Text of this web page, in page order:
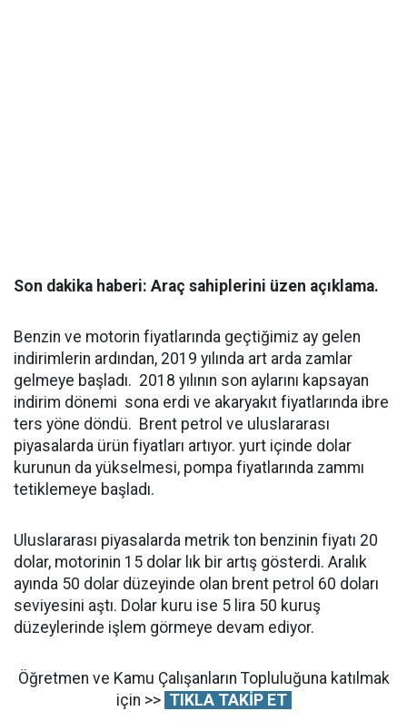
Son dakika haberi: Araç sahiplerini üzen açıklama.
Benzin ve motorin fiyatlarında geçtiğimiz ay gelen
indirimlerin ardından, 2019 yılında art arda zamlar
gelmeye başladı. 2018 yılının son aylarını kapsayan
indirim dönemi sona erdi ve akaryakıt fiyatlarında ibre
ters yöne döndü. Brent petrol ve uluslararası
piyasalarda ürün fiyatları artıyor. yurt içinde dolar
kurunun da yükselmesi, pompa fiyatlarında zammı
tetiklemeye başladı.
Uluslararası piyasalarda metrik ton benzinin fiyatı 20
dolar, motorinin 15 dolar lık bir artış gösterdi. Aralık
ayında 50 dolar düzeyinde olan brent petrol 60 doları
seviyesini aştı. Dolar kuru ise 5 lira 50 kuruş
düzeylerinde işlem görmeye devam ediyor.
Öğretmen ve Kamu Çalışanların Topluluğuna katılmak
için >> TIKLA TAKİP ET